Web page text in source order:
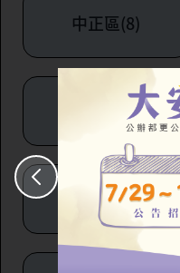
中正區(8)
中山區(6)
大安區(7)